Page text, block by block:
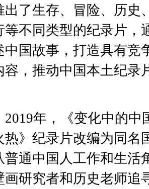
出了生存、冒险、历史
等不同类型的纪录片，
中国故事，打造具有竞
容，推动中国本土纪录
年，《变化中的中
热》纪录片改编为同名
普通中国人工作和生活
画研究者和历史老师追